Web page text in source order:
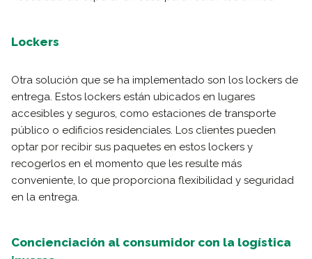
Lockers
Otra solución que se ha implementado son los lockers de
entrega. Estos lockers están ubicados en lugares
accesibles y seguros, como estaciones de transporte
público o edificios residenciales. Los clientes pueden
optar por recibir sus paquetes en estos lockers y
recogerlos en el momento que les resulte más
conveniente, lo que proporciona flexibilidad y seguridad
en la entrega.
Concienciación al consumidor con la logística